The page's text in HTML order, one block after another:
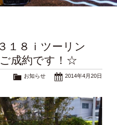
８ｉツーリン
成約です！☆
2014年4月20日
お知らせ